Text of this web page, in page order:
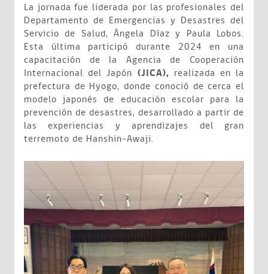
La jornada fue liderada por las profesionales del
Departamento de Emergencias y Desastres del
Servicio de Salud, Ángela Díaz y Paula Lobos.
Esta última participó durante 2024 en una
capacitación de la Agencia de Cooperación
Internacional del Japón (JICA), realizada en la
prefectura de Hyogo, donde conoció de cerca el
modelo japonés de educación escolar para la
prevención de desastres, desarrollado a partir de
las experiencias y aprendizajes del gran
terremoto de Hanshin-Awaji.